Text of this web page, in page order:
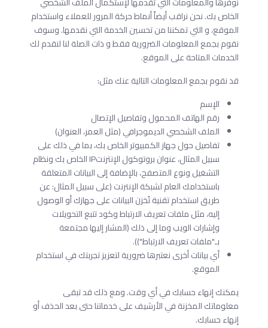
الخاص بك. نحن نراقب أيضاً أنماط حركة المرور للعملاء واستخدام
الموقع، و التي تمكننا من تحسين الخدمة التي نقدمها. وسوف
نقوم بجمع المعلومات الضرورية فقط و ذات الصلة لنا لنقدم لك
الخدمات المتاحة على الموقع.
قد نقوم بجمع المعلومات التالية عنك مثل:
الإسم
رقم الهاتف المحمول وتفاصيل الإتصال
الملف الشخصي الديموجرافي (مثل العمر، العنوان)
تفاصيل حول جهاز الكمبيوتر الخاص بك، بما في ذلك على
سبيل المثال، عنوان بروتوكول الإنترنتIP الخاص بك ونظام
التشغيل ونوع المتصفح، بالإضافة إلى البيانات المتعلقة
باستخدامك العام لشبكة الإنترنت (على سبيل المثال: عن
طريق استخدام تقنية تُخزن البيانات على جهازك أو الوصول
إليه، مثل ملفات تعريف الارتباط وكود تتبع التحويلات
وإشارات الويب وما إلى ذلك (المشار إليها مجتمعة
بـ"ملفات تعريف الارتباط")).
أي بيانات أخرى نعتبرها ضرورية لتعزيز تجربتك في استخدام
الموقع.
يمكنك إنهاء حسابك في أي وقت. ومع ذلك قد تبقى
معلوماتك المخزنة في الأرشيف على خدماتنا حتى بعد الحذف أو
إنهاء حسابك.